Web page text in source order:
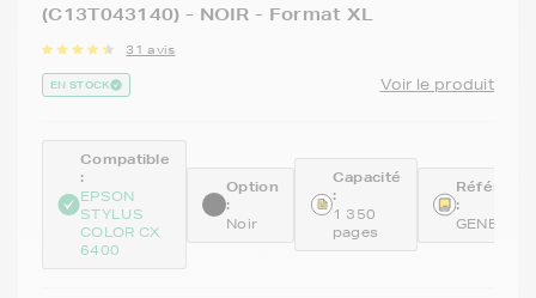
(C13T043140) - NOIR - Format XL
31 avis
EN STOCK Voir le produit
Compatible
:
EPSON
STYLUS
COLOR CX
6400
Option
:
Noir
Capacité
:
1 350
pages
:
GENE431